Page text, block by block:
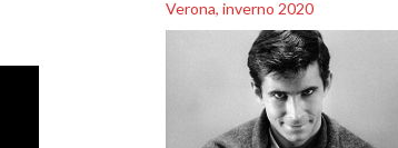
Verona, inverno 2020